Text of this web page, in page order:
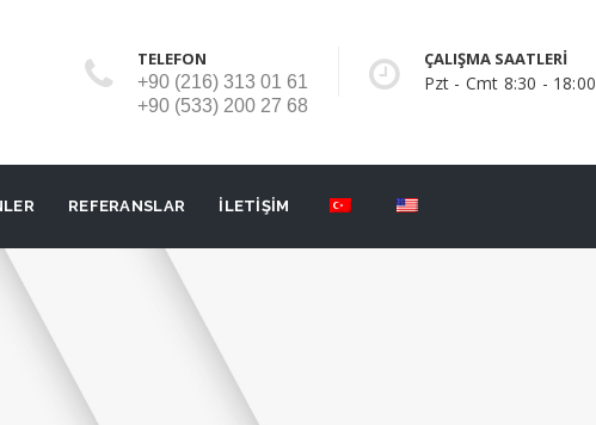
TELEFON
+90 (216) 313 01 61
+90 (533) 200 27 68
ÇALIŞMA SAATLERİ
Pzt - Cmt 8:30 - 18:00
REFERANSLAR İLETİŞİM